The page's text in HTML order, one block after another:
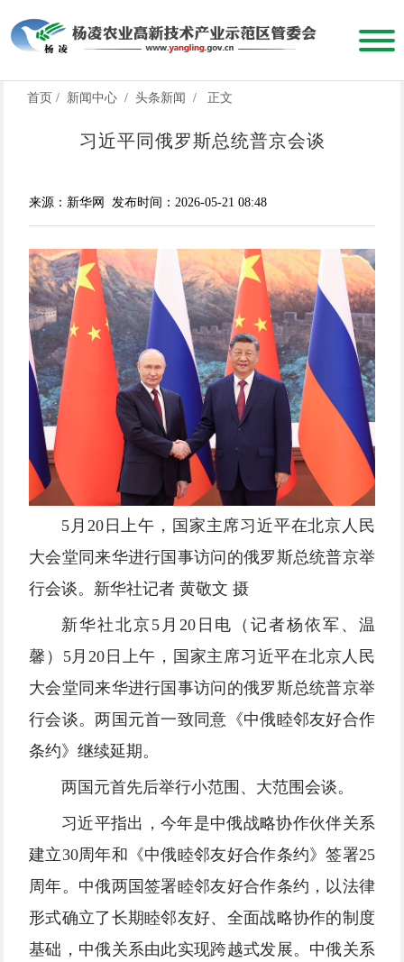
首页 / 新闻中心 / 头条新闻 / 正文
习近平同俄罗斯总统普京会谈
来源：新华网 发布时间：2026-05-21 08:48
5月20日上午，国家主席习近平在北京人民
大会堂同来华进行国事访问的俄罗斯总统普京举
行会谈。新华社记者 黄敬文 摄
新华社北京5月20日电（记者杨依军、温
馨）5月20日上午，国家主席习近平在北京人民
大会堂同来华进行国事访问的俄罗斯总统普京举
行会谈。两国元首一致同意《中俄睦邻友好合作
条约》继续延期。
两国元首先后举行小范围、大范围会谈。
习近平指出，今年是中俄战略协作伙伴关系
建立30周年和《中俄睦邻友好合作条约》签署25
周年。中俄两国签署睦邻友好合作条约，以法律
形式确立了长期睦邻友好、全面战略协作的制度
基础，中俄关系由此实现跨越式发展。中俄关系